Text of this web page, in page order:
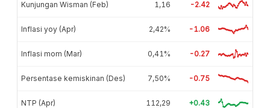
Kunjungan Wisman (Feb) 1,16 -2.42
Inflasi yoy (Apr) 2,42% -1.06
Inflasi mom (Mar) 0,41% -0.27
Persentase kemiskinan (Des) 7,50% -0.75
NTP (Apr) 112,29 +0.43